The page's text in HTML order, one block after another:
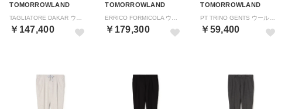
TOMORROWLAND
￥147,400
TOMORROWLAND
￥179,300
TOMORROWLAND
￥59,400